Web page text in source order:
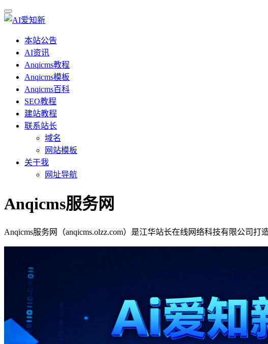
本站公告
AI资讯
Anqicms教程
Anqicms模板
Anqicms百科
SEO教程
建站教程
联系站长
域名
网站模板
关于我
网址导航
Anqicms服务网
Anqicms服务网（anqicms.olzz.com）是江华站长在线网络科技有限公司打